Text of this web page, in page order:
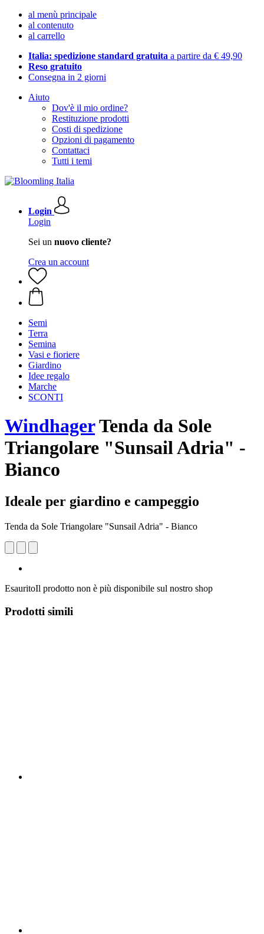
al menù principale
al contenuto
al carrello
Italia: spedizione standard gratuita a partire da € 49,90
Reso gratuito
Consegna in 2 giorni
Aiuto
Dov'è il mio ordine?
Restituzione prodotti
Costi di spedizione
Opzioni di pagamento
Contattaci
Tutti i temi
Login
Login
Sei un nuovo cliente?
Crea un account
Semi
Terra
Semina
Vasi e fioriere
Giardino
Idee regalo
Marche
SCONTI
WindhagerTenda da Sole
Triangolare "Sunsail Adria" -
Bianco
Ideale per giardino e campeggio
Tenda da Sole Triangolare "Sunsail Adria" - Bianco
EsauritoIl prodotto non è più disponibile sul nostro shop
Prodotti simili